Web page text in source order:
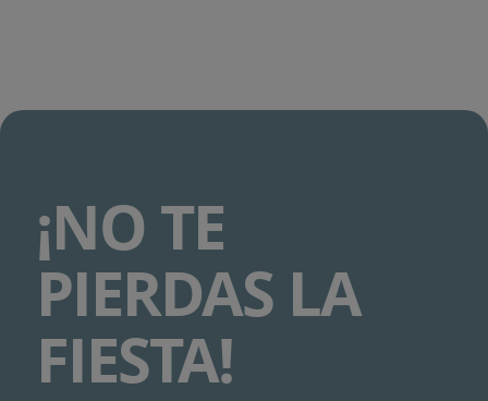
¡NO TE
PIERDAS LA
FIESTA!